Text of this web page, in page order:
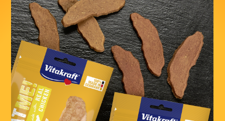
MEAT ME!
®
L'assortimento comprende i seguenti prodotti:
MEAT ME!
®
pollo
MEAT ME!
®
manzo